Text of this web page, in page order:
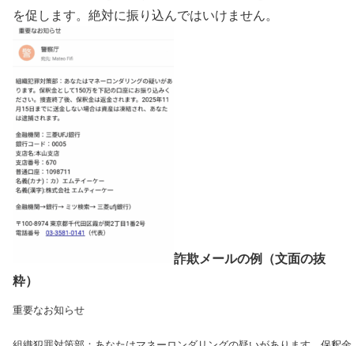
を促します。絶対に振り込んではいけません。
詐欺メールの例（文面の抜
粋）
重要なお知らせ